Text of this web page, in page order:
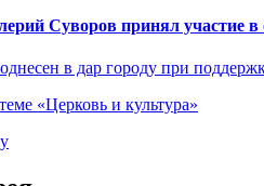
Суворов принял участие
в дар городу при
«Церковь и культура»